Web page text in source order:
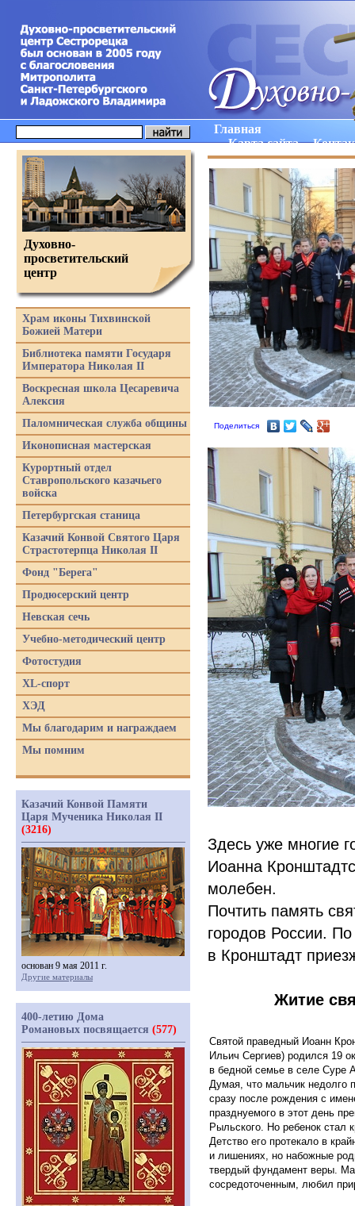
Главная
Карта сайта
Поделиться
Здесь уже многие
Иоанна
молебен.
Почтить память
городов России.
в Кронштадт
Житие
Святой праведный Иоанн
Ильич Сергиев) родился 19
в бедной семье в селе Суре
Думая, что мальчик недолго
сразу после рождения с
празднуемого в этот день
Рыльского. Но ребенок стал
Детство его протекало в
и лишениях, но набожные
твердый фундамент веры.
сосредоточенным, любил
Духовно-
просветительский
центр
Храм иконы Тихвинской
Божией Матери
Библиотека памяти Государя
Императора Николая II
Воскресная школа Цесаревича
Алексия
Паломническая служба общины
Иконописная мастерская
Курортный отдел
Ставропольского казачьего
войска
Петербургская станица
Казачий Конвой Святого Царя
Страстотерпца Николая II
Фонд "Берега"
Продюсерский центр
Невская сечь
Учебно-методический центр
Фотостудия
XL-спорт
ХЭД
Мы благодарим и награждаем
Мы помним
Казачий Конвой Памяти
Царя Мученика Николая II
(3216)
основан 9 мая 2011 г.
Другие материалы
400-летию Дома
Романовых посвящается (577)